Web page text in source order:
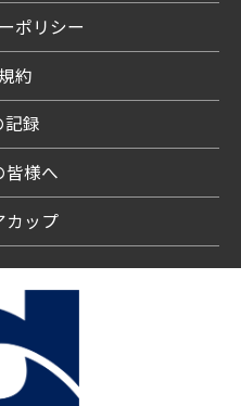
ポリシー
約
録
皆様へ
カップ